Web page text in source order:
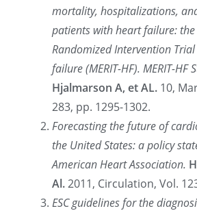
mortality, hospitalizations,
patients with heart failure: the
Randomized Intervention
failure (MERIT-HF). MERIT-HF
Hjalmarson A, et AL. 10,
283, pp. 1295-1302.
Forecasting the future of
the United States: a policy
American Heart Association.
Al.2011, Circulation, Vol.
ESC guidelines for the